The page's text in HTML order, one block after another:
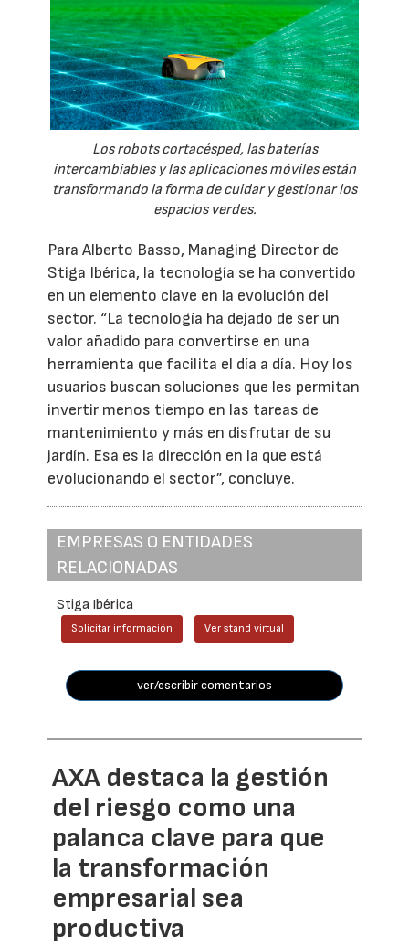
Los robots cortacésped, las baterías
intercambiables y las aplicaciones móviles están
transformando la forma de cuidar y gestionar los
espacios verdes.
Para Alberto Basso, Managing Director de
Stiga Ibérica, la tecnología se ha convertido
en un elemento clave en la evolución del
sector. “La tecnología ha dejado de ser un
valor añadido para convertirse en una
herramienta que facilita el día a día. Hoy los
usuarios buscan soluciones que les permitan
invertir menos tiempo en las tareas de
mantenimiento y más en disfrutar de su
jardín. Esa es la dirección en la que está
evolucionando el sector”, concluye.
EMPRESAS O ENTIDADES
RELACIONADAS
Stiga Ibérica
Solicitar información Ver stand virtual
ver/escribir comentarios
AXA destaca la gestión
del riesgo como una
palanca clave para que
la transformación
empresarial sea
productiva